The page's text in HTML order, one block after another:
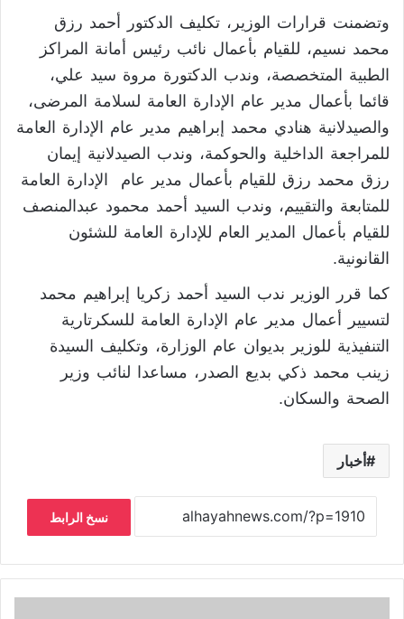
وتضمنت قرارات الوزير، تكليف الدكتور أحمد رزق
محمد نسيم، للقيام بأعمال نائب رئيس أمانة المراكز
الطبية المتخصصة، وندب الدكتورة مروة سيد علي،
قائما بأعمال مدير عام الإدارة العامة لسلامة المرضى،
والصيدلانية هنادي محمد إبراهيم مدير عام الإدارة العامة
للمراجعة الداخلية والحوكمة، وندب الصيدلانية إيمان
رزق محمد رزق للقيام بأعمال مدير عام الإدارة العامة
للمتابعة والتقييم، وندب السيد أحمد محمود عبدالمنصف
للقيام بأعمال المدير العام للإدارة العامة للشئون
القانونية.
كما قرر الوزير ندب السيد أحمد زكريا إبراهيم محمد
لتسيير أعمال مدير عام الإدارة العامة للسكرتارية
التنفيذية للوزير بديوان عام الوزارة، وتكليف السيدة
زينب محمد ذكي بديع الصدر، مساعدا لنائب وزير
الصحة والسكان.
أخبار
نسخ الرابط